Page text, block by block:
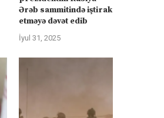
Ərəb sammitində iştirak
etməyə dəvət edib
İyul 31, 2025